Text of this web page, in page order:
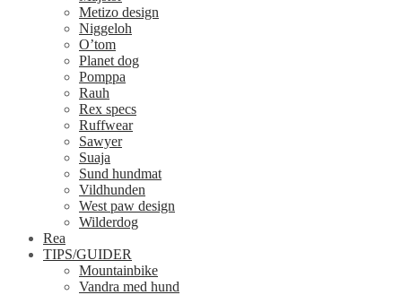
Metizo design
Niggeloh
O’tom
Planet dog
Pomppa
Rauh
Rex specs
Ruffwear
Sawyer
Suaja
Sund hundmat
Vildhunden
West paw design
Wilderdog
Rea
TIPS/GUIDER
Mountainbike
Vandra med hund